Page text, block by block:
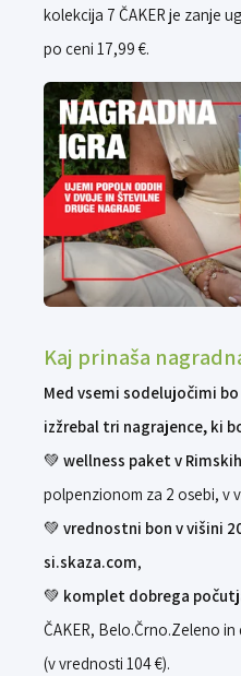
kolekcija 7 ČAKER je zanje
po ceni 17,99 €.
Kaj prinaša
Med vsemi sodelujočimi
izžrebal tri nagrajence, ki
💚 wellness paket v
polpenzionom za 2 osebi, v
💚 vrednostni bon v višini
si.skaza.com,
💚 komplet dobrega
ČAKER, Belo.Črno.Zeleno
(v vrednosti 104 €).